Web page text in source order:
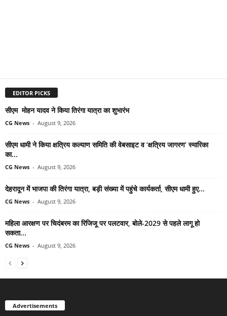
EDITOR PICKS
सीएम मोहन यादव ने किया तिरंगा यात्रा का शुभारंभ
CG News - August 9, 2026
सीएम धामी ने किया क्षत्रिय कल्याण समिति की वेबसाइट व ‘क्षत्रिय जागरण’ स्मारिका
का...
CG News - August 9, 2026
देहरादून में भाजपा की तिरंगा यात्रा, बड़ी संख्या में पहुंचे कार्यकर्ता, सीएम धामी हुए...
CG News - August 9, 2026
महिला आरक्षण पर चिदंबरम का रिजिजू पर पलटवार, बोले-2029 से पहले लागू हो
सकता...
CG News - August 9, 2026
Advertisements